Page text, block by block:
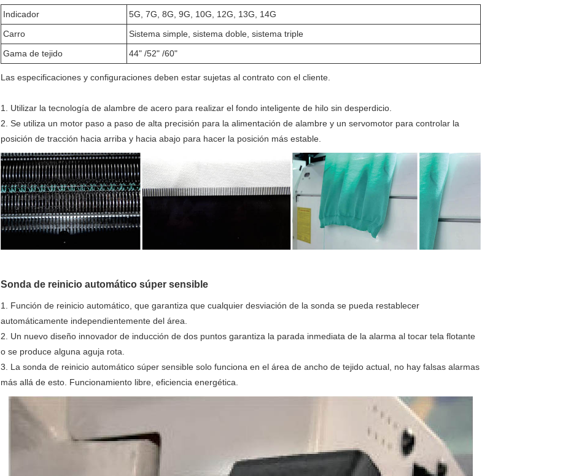
Indicador
5G, 7G, 8G, 9G, 10G, 12G, 13G, 14G
Carro
Sistema simple, sistema doble, sistema triple
Gama de tejido
44" /52" /60"
Las especificaciones y configuraciones deben estar sujetas al contrato con el cliente.
1. Utilizar la tecnología de alambre de acero para realizar el fondo inteligente de hilo sin desperdicio.
2. Se utiliza un motor paso a paso de alta precisión para la alimentación de alambre y un servomotor para controlar la
posición de tracción hacia arriba y hacia abajo para hacer la posición más estable.
Sonda de reinicio automático súper sensible
1. Función de reinicio automático, que garantiza que cualquier desviación de la sonda se pueda restablecer
automáticamente independientemente del área.
2. Un nuevo diseño innovador de inducción de dos puntos garantiza la parada inmediata de la alarma al tocar tela flotante
o se produce alguna aguja rota.
3. La sonda de reinicio automático súper sensible solo funciona en el área de ancho de tejido actual, no hay falsas alarmas
más allá de esto. Funcionamiento libre, eficiencia energética.